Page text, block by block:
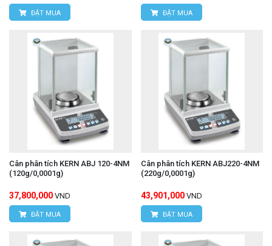
ĐẶT MUA ĐẶT MUA
Cân phân tích KERN ABJ 120-4NM
(120g/0,0001g)
37,800,000 VND
ĐẶT MUA
Cân phân tích KERN ABJ220-4NM
(220g/0,0001g)
43,901,000 VND
ĐẶT MUA